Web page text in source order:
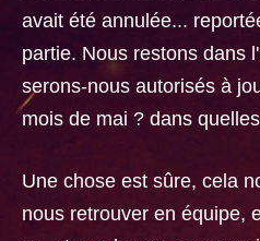
avait été annulée...
partie. Nous restons dans
serons-nous autorisés à
mois de mai ? dans
Une chose est sûre, cela
nous retrouver en équipe,